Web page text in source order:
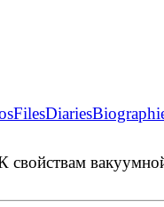
FilesDiaries
свойствам